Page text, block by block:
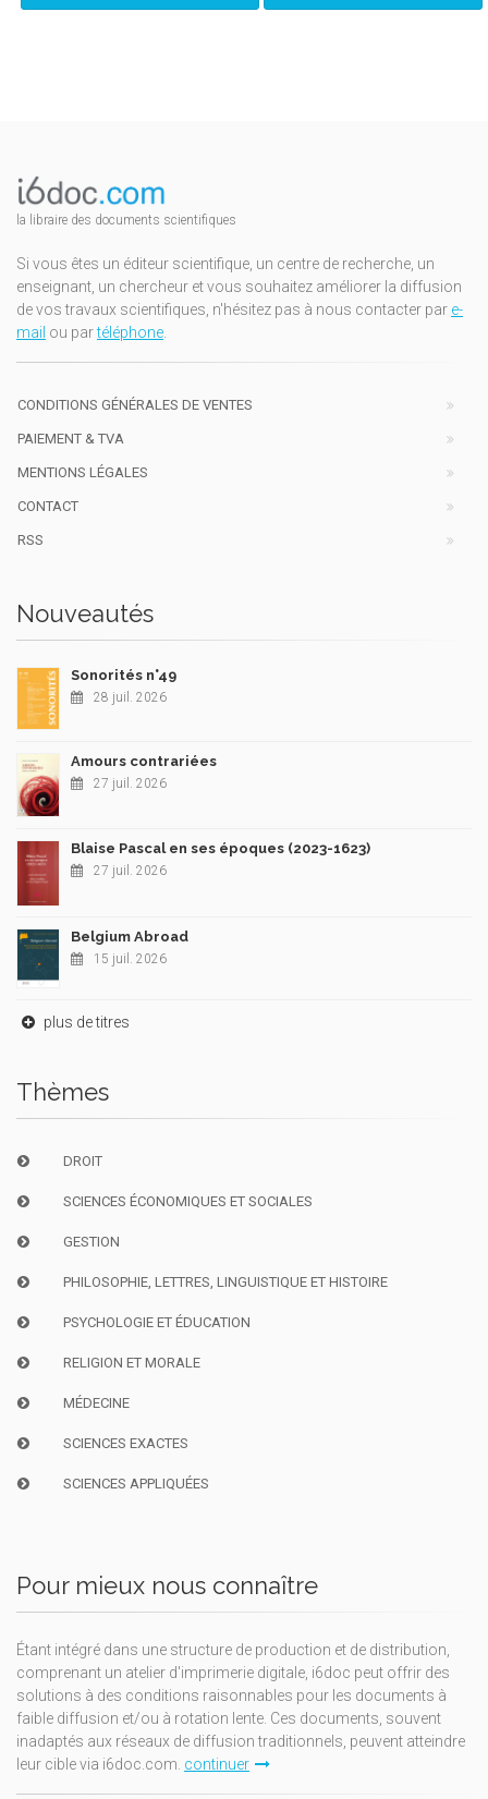
la libraire des documents scientifiques
Si vous êtes un éditeur scientifique, un centre de recherche, un
enseignant, un chercheur et vous souhaitez améliorer la diffusion
de vos travaux scientifiques, n'hésitez pas à nous contacter par e-
mail ou partéléphone.
CONDITIONS GÉNÉRALES DE VENTES
PAIEMENT & TVA
MENTIONS LÉGALES
CONTACT
RSS
Nouveautés
Sonorités n°49
28 juil. 2026
Amours contrariées
27 juil. 2026
Blaise Pascal en ses époques (2023-1623)
27 juil. 2026
Belgium Abroad
15 juil. 2026
plus de titres
Thèmes
DROIT
SCIENCES ÉCONOMIQUES ET SOCIALES
GESTION
PHILOSOPHIE, LETTRES, LINGUISTIQUE ET HISTOIRE
PSYCHOLOGIE ET ÉDUCATION
RELIGION ET MORALE
MÉDECINE
SCIENCES EXACTES
SCIENCES APPLIQUÉES
Pour mieux nous connaître
Étant intégré dans une structure de production et de distribution,
comprenant un atelier d'imprimerie digitale, i6doc peut offrir des
solutions à des conditions raisonnables pour les documents à
faible diffusion et/ou à rotation lente. Ces documents, souvent
inadaptés aux réseaux de diffusion traditionnels, peuvent atteindre
leur cible via i6doc.com. continuer